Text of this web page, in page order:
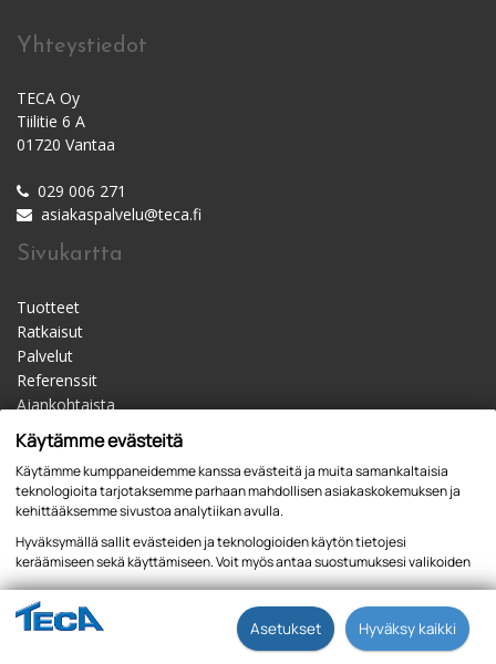
Yhteystiedot
TECA Oy
Tiilitie 6 A
01720 Vantaa
029 006 271
asiakaspalvelu@teca.fi
Sivukartta
Tuotteet
Ratkaisut
Palvelut
Referenssit
Ajankohtaista
Materiaalipankki
Yhteystiedot
Jälleenmyyjät
Käytämme evästeitä
Käytämme kumppaneidemme kanssa evästeitä ja muita samankaltaisia
teknologioita tarjotaksemme parhaan mahdollisen asiakaskokemuksen ja
kehittääksemme sivustoa analytiikan avulla.
Hyväksymällä sallit evästeiden ja teknologioiden käytön tietojesi
keräämiseen sekä käyttämiseen. Voit myös antaa suostumuksesi valikoiden
kautta klikkaamalla “Asetukset” painiketta.
Tietosuojaseloste
Asetukset Hyväksy kaikki